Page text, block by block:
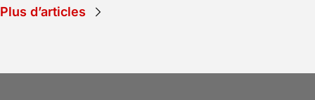
Plus d’articles